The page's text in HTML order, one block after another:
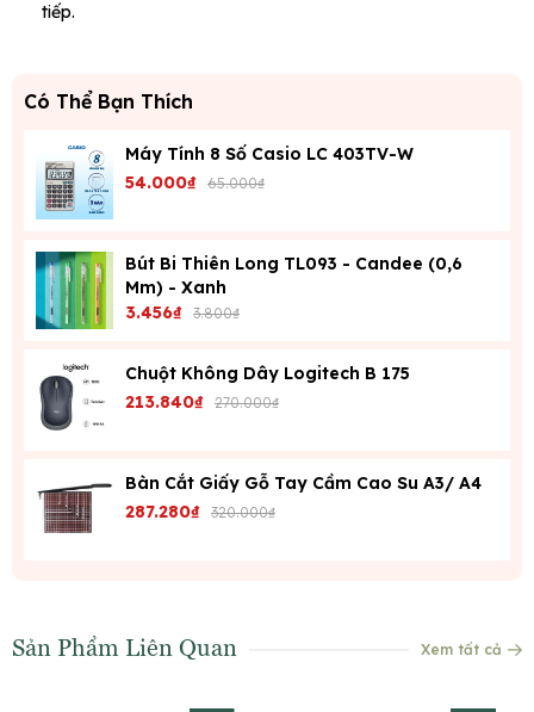
tiếp.
Có Thể Bạn Thích
Máy Tính 8 Số Casio LC 403TV-W
54.000₫ 65.000₫
Bút Bi Thiên Long TL093 - Candee (0,6
Mm) - Xanh
3.456₫ 3.800₫
Chuột Không Dây Logitech B 175
213.840₫ 270.000₫
Bàn Cắt Giấy Gỗ Tay Cầm Cao Su A3/ A4
287.280₫ 320.000₫
Sản Phẩm Liên Quan Xem tất cả